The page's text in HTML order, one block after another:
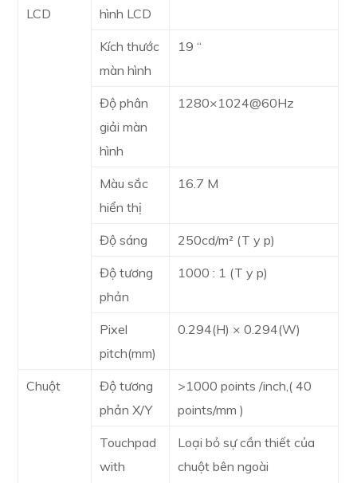
LCD
hình LCD
Kích thước
màn hình
19 “
Độ phân
giải màn
hình
1280×1024@60Hz
Màu sắc
hiển thị
16.7 M
Độ sáng 250cd/m² (T y p)
Độ tương
phản
1000 : 1 (T y p)
Pixel
pitch(mm)
0.294(H) × 0.294(W)
Chuột
Độ tương
phản X/Y
>1000 points /inch,( 40
points/mm )
Touchpad
with
Loại bỏ sự cần thiết của
chuột bên ngoài